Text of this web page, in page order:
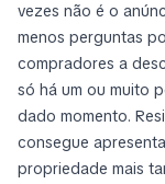
vezes não é o
menos perguntas
compradores a
só há um ou muito
dado momento.
consegue
propriedade mais